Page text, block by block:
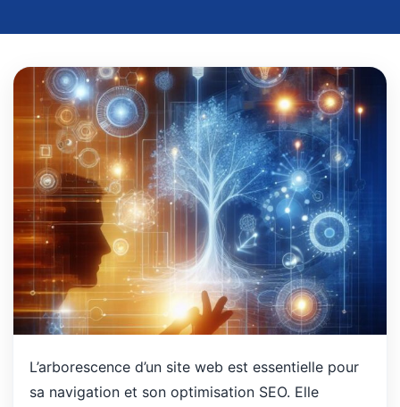
L’arborescence d’un site web est essentielle pour
sa navigation et son optimisation SEO. Elle